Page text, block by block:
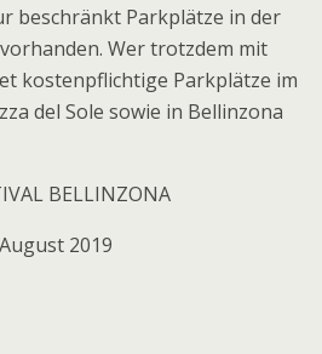
beschränkt Parkplätze in der
Wer trotzdem mit
kostenpflichtige Parkplätze im
del Sole sowie in Bellinzona
BELLINZONA
2019